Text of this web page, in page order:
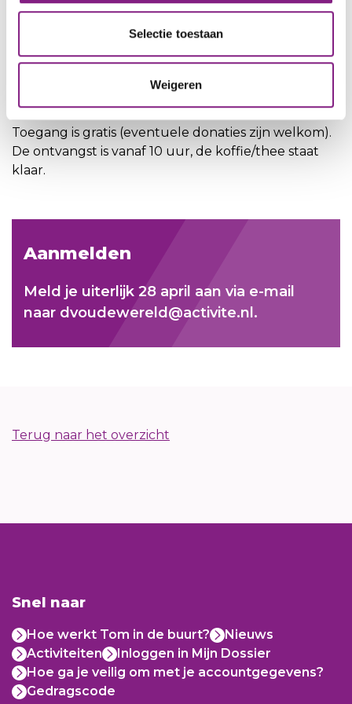
Selectie toestaan
Weigeren
Wijkcentrum Kerk en Zanen, Ontmoetingscentrum
De Oude Wereld
Ruimte 5
Toegang is gratis (eventuele donaties zijn welkom).
De ontvangst is vanaf 10 uur, de koffie/thee staat
klaar.
Aanmelden
Meld je uiterlijk 28 april aan via e-mail
naar dvoudewereld@activite.nl.
Terug naar het overzicht
Snel naar
Hoe werkt Tom in de buurt?
Nieuws
Activiteiten
Inloggen in Mijn Dossier
Hoe ga je veilig om met je accountgegevens?
Gedragscode